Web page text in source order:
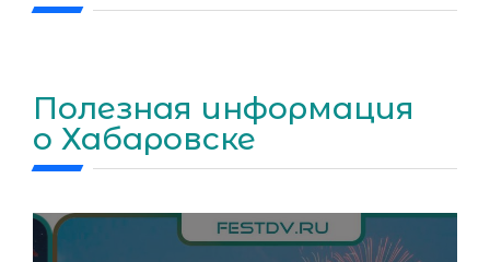
Полезная информация
о Хабаровске